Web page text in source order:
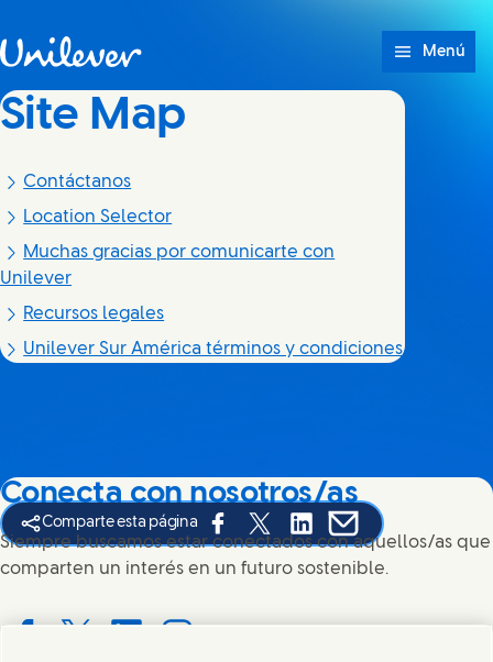
Menú
Site Map
Contáctanos
Location Selector
Muchas gracias por comunicarte con
Unilever
Recursos legales
Unilever Sur América términos y condiciones
Comparte esta página
Share this page on Facebook
Share this page on X
Share this page on
Share this page on
Conecta con nosotros/as
Siempre buscamos estar conectados con aquellos/as que
comparten un interés en un futuro sostenible.